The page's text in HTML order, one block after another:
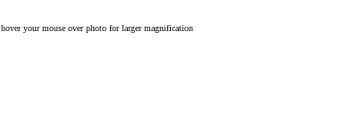
hover your mouse over photo for larger magnification